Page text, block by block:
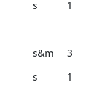
s
1
s&m
3
s
1